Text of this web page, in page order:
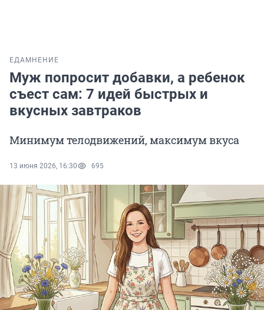
ЕДА МНЕНИЕ
Муж попросит добавки, а ребенок
съест сам: 7 идей быстрых и
вкусных завтраков
Минимум телодвижений, максимум вкуса
13 июня 2026, 16:30 695